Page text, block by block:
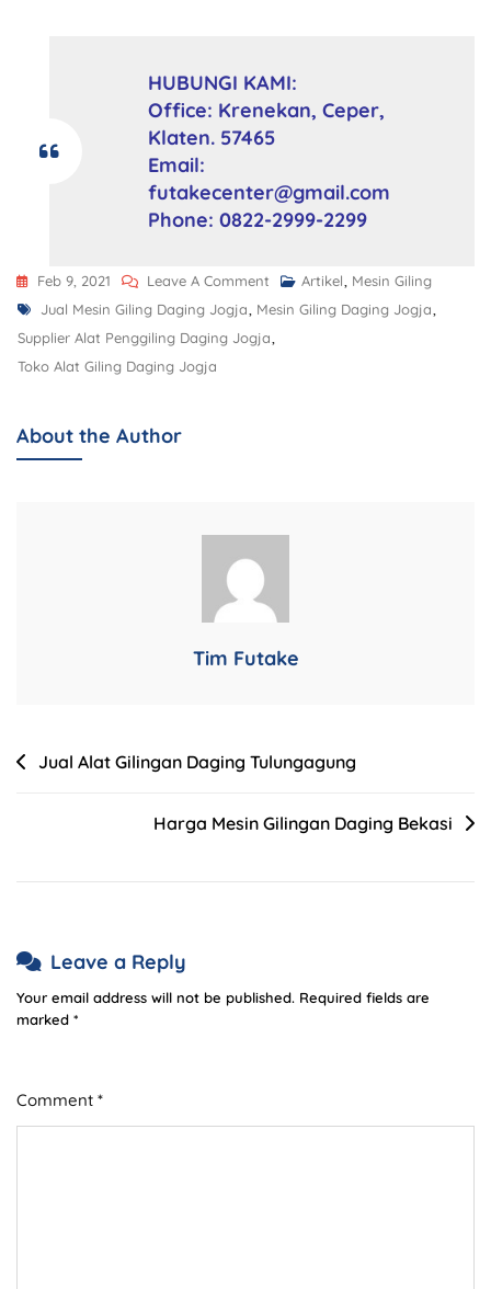
HUBUNGI KAMI:
Office: Krenekan, Ceper,
Klaten. 57465
Email:
futakecenter@gmail.com
Phone: 0822-2999-2299
Feb 9, 2021 Leave A Comment Artikel
Mesin Giling
Jual Mesin Giling Daging Jogja
Mesin Giling Daging Jogja
Supplier Alat Penggiling Daging Jogja
Toko Alat Giling Daging Jogja
About the Author
Tim Futake
Jual Alat Gilingan Daging Tulungagung
Harga Mesin Gilingan Daging Bekasi
Leave a Reply
Your email address will not be published. Required fields are
marked *
Comment *